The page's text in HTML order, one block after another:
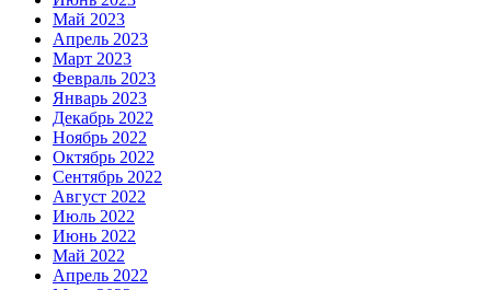
Май 2023
Апрель 2023
Март 2023
Февраль 2023
Январь 2023
Декабрь 2022
Ноябрь 2022
Октябрь 2022
Сентябрь 2022
Август 2022
Июль 2022
Июнь 2022
Май 2022
Апрель 2022